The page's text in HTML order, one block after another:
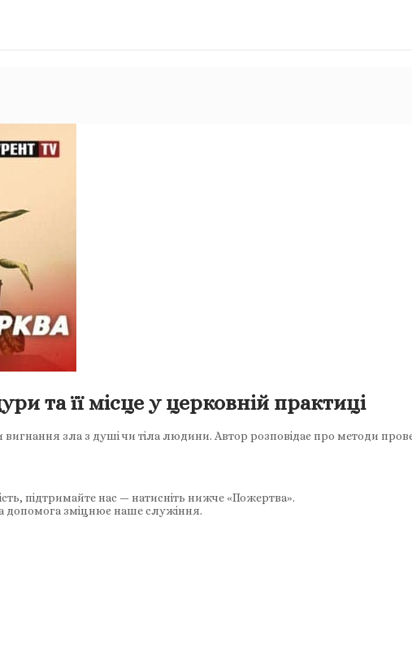
та її місце у церковній практиці
зла з душі чи тіла людини. Автор розповідає про методи
підтримайте нас — натисніть нижче «Пожертва».
допомога зміцнює наше служіння.